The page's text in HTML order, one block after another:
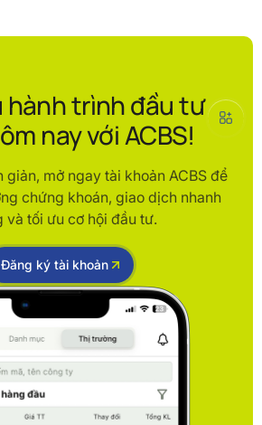
hành trình đầu tư
nay với ACBS!
giản, mở ngay tài khoản ACBS để
chứng khoán, giao dịch nhanh
và tối ưu cơ hội đầu tư.
Đăng ký tài khoản